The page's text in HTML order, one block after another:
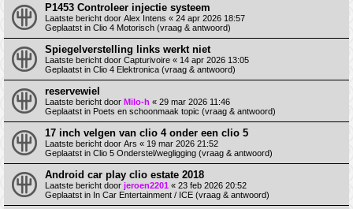
P1453 Controleer injectie systeem
Laatste bericht door Alex Intens « 24 apr 2026 18:57
Geplaatst in Clio 4 Motorisch (vraag & antwoord)
Spiegelverstelling links werkt niet
Laatste bericht door Capturivoire « 14 apr 2026 13:05
Geplaatst in Clio 4 Elektronica (vraag & antwoord)
reservewiel
Laatste bericht door Milo-h « 29 mar 2026 11:46
Geplaatst in Poets en schoonmaak topic (vraag & antwoord)
17 inch velgen van clio 4 onder een clio 5
Laatste bericht door Ars « 19 mar 2026 21:52
Geplaatst in Clio 5 Onderstel/wegligging (vraag & antwoord)
Android car play clio estate 2018
Laatste bericht door jeroen2201 « 23 feb 2026 20:52
Geplaatst in In Car Entertainment / ICE (vraag & antwoord)